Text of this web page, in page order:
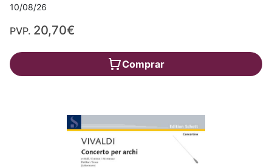
10/08/26
PVP. 20,70€
Comprar